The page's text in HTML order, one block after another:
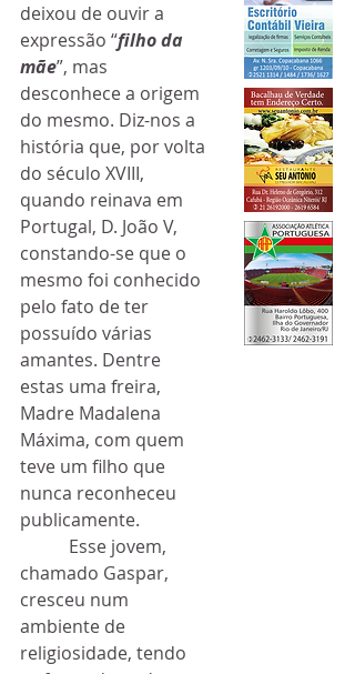
deixou de ouvir a
expressão “filho da
mãe”, mas
desconhece a origem
do mesmo. Diz-nos a
história que, por volta
do século XVIII,
quando reinava em
Portugal, D. João V,
constando-se que o
mesmo foi conhecido
pelo fato de ter
possuído várias
amantes. Dentre
estas uma freira,
Madre Madalena
Máxima, com quem
teve um filho que
nunca reconheceu
publicamente.
chamado Gaspar,
cresceu num
ambiente de
religiosidade, tendo